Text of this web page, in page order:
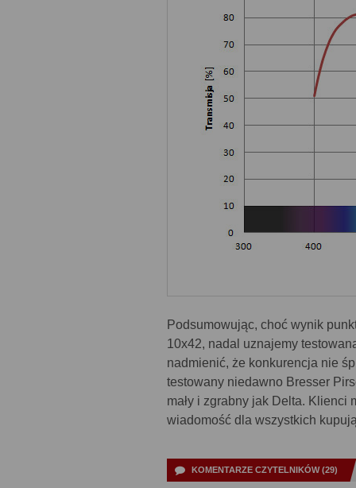
Podsumowując, choć wynik
10x42, nadal uznajemy
nadmienić, że konkurencja nie
testowany niedawno Bresser
mały i zgrabny jak Delta. Klienci
wiadomość dla wszystkich
KOMENTARZE CZYTELNIKÓW (29)